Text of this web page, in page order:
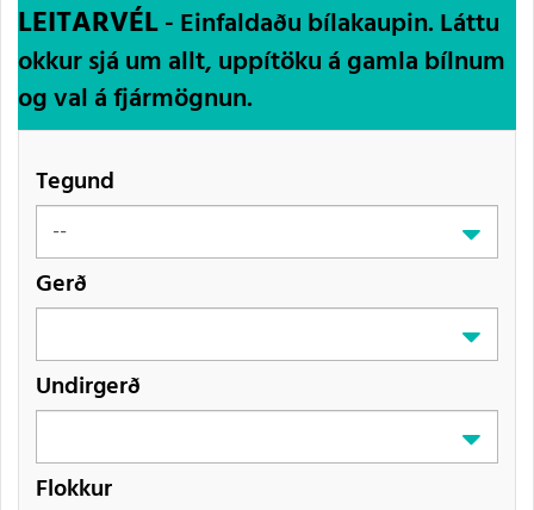
LEITARVÉL- Einfaldaðu bílakaupin. Láttu
okkur sjá um allt, uppítöku á gamla bílnum
og val á fjármögnun.
Tegund
Gerð
Undirgerð
Flokkur